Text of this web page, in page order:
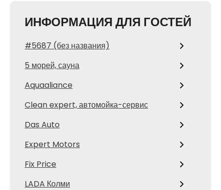
ИНФОРМАЦИЯ ДЛЯ ГОСТЕЙ
#5687 (без названия)
5 морей, сауна
Aquaaliance
Clean expert, автомойка-сервис
Das Auto
Expert Motors
Fix Price
LADA Колми